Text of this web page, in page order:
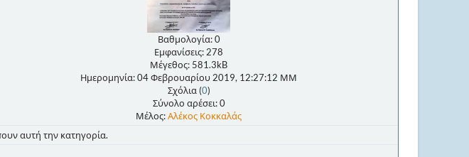
Βαθμολογία: 0
Εμφανίσεις: 278
Μέγεθος: 581.3kB
Ημερομηνία: 04 Φεβρουαρίου 2019, 12:27:12 ΜΜ
Σχόλια (0)
Σύνολο αρέσει: 0
Μέλος:Αλέκος Κοκκαλάς
αυτή την κατηγορία.